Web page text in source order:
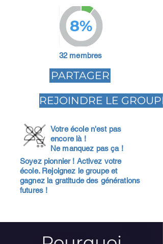
8%
32 membres
PARTAGER
REJOINDRE LE GROUPE
Votre école n'est pas
encore là !
Ne manquez pas ça !
Soyez pionnier ! Activez votre
école. Rejoignez le groupe et
gagnez la gratitude des générations
futures !